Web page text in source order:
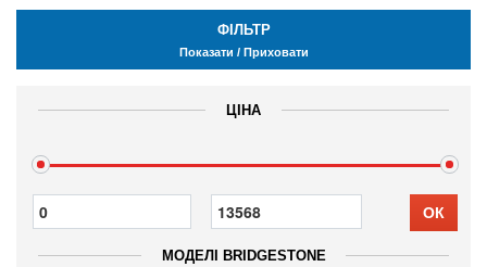
ФІЛЬТР
Показати / Приховати
ЦІНА
ОК
МОДЕЛІ BRIDGESTONE